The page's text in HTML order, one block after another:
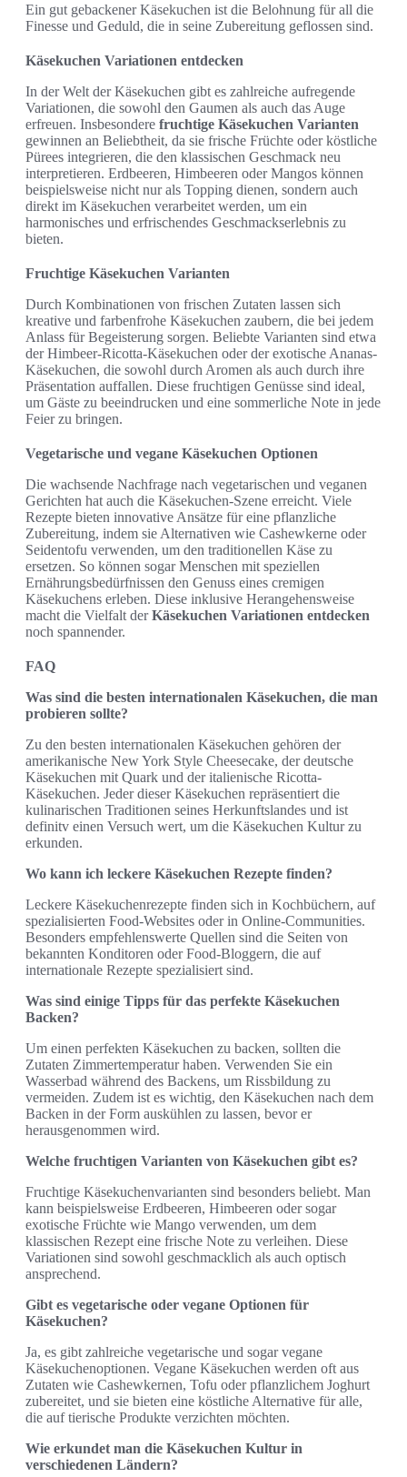
Ein gut gebackener Käsekuchen ist die Belohnung für all die
Finesse und Geduld, die in seine Zubereitung geflossen sind.
Käsekuchen Variationen entdecken
In der Welt der Käsekuchen gibt es zahlreiche aufregende
Variationen, die sowohl den Gaumen als auch das Auge
erfreuen. Insbesondere fruchtige Käsekuchen Varianten
gewinnen an Beliebtheit, da sie frische Früchte oder köstliche
Pürees integrieren, die den klassischen Geschmack neu
interpretieren. Erdbeeren, Himbeeren oder Mangos können
beispielsweise nicht nur als Topping dienen, sondern auch
direkt im Käsekuchen verarbeitet werden, um ein
harmonisches und erfrischendes Geschmackserlebnis zu
bieten.
Fruchtige Käsekuchen Varianten
Durch Kombinationen von frischen Zutaten lassen sich
kreative und farbenfrohe Käsekuchen zaubern, die bei jedem
Anlass für Begeisterung sorgen. Beliebte Varianten sind etwa
der Himbeer-Ricotta-Käsekuchen oder der exotische Ananas-
Käsekuchen, die sowohl durch Aromen als auch durch ihre
Präsentation auffallen. Diese fruchtigen Genüsse sind ideal,
um Gäste zu beeindrucken und eine sommerliche Note in jede
Feier zu bringen.
Vegetarische und vegane Käsekuchen Optionen
Die wachsende Nachfrage nach vegetarischen und veganen
Gerichten hat auch die Käsekuchen-Szene erreicht. Viele
Rezepte bieten innovative Ansätze für eine pflanzliche
Zubereitung, indem sie Alternativen wie Cashewkerne oder
Seidentofu verwenden, um den traditionellen Käse zu
ersetzen. So können sogar Menschen mit speziellen
Ernährungsbedürfnissen den Genuss eines cremigen
Käsekuchens erleben. Diese inklusive Herangehensweise
macht die Vielfalt derKäsekuchen Variationen entdecken
noch spannender.
FAQ
Was sind die besten internationalen Käsekuchen, die man
probieren sollte?
Zu den besten internationalen Käsekuchen gehören der
amerikanische New York Style Cheesecake, der deutsche
Käsekuchen mit Quark und der italienische Ricotta-
Käsekuchen. Jeder dieser Käsekuchen repräsentiert die
kulinarischen Traditionen seines Herkunftslandes und ist
definitv einen Versuch wert, um die Käsekuchen Kultur zu
erkunden.
Wo kann ich leckere Käsekuchen Rezepte finden?
Leckere Käsekuchenrezepte finden sich in Kochbüchern, auf
spezialisierten Food-Websites oder in Online-Communities.
Besonders empfehlenswerte Quellen sind die Seiten von
bekannten Konditoren oder Food-Bloggern, die auf
internationale Rezepte spezialisiert sind.
Was sind einige Tipps für das perfekte Käsekuchen
Backen?
Um einen perfekten Käsekuchen zu backen, sollten die
Zutaten Zimmertemperatur haben. Verwenden Sie ein
Wasserbad während des Backens, um Rissbildung zu
vermeiden. Zudem ist es wichtig, den Käsekuchen nach dem
Backen in der Form auskühlen zu lassen, bevor er
herausgenommen wird.
Welche fruchtigen Varianten von Käsekuchen gibt es?
Fruchtige Käsekuchenvarianten sind besonders beliebt. Man
kann beispielsweise Erdbeeren, Himbeeren oder sogar
exotische Früchte wie Mango verwenden, um dem
klassischen Rezept eine frische Note zu verleihen. Diese
Variationen sind sowohl geschmacklich als auch optisch
ansprechend.
Gibt es vegetarische oder vegane Optionen für
Käsekuchen?
Ja, es gibt zahlreiche vegetarische und sogar vegane
Käsekuchenoptionen. Vegane Käsekuchen werden oft aus
Zutaten wie Cashewkernen, Tofu oder pflanzlichem Joghurt
zubereitet, und sie bieten eine köstliche Alternative für alle,
die auf tierische Produkte verzichten möchten.
Wie erkundet man die Käsekuchen Kultur in
verschiedenen Ländern?